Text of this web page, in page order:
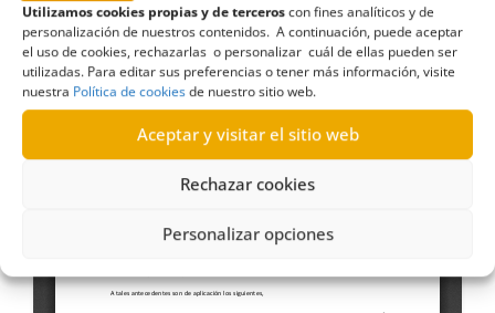
Utilizamos cookies propias y de terceroscon fines analíticos y de
personalización de nuestros contenidos. A continuación, puede aceptar
el uso de cookies, rechazarlas o personalizar cuál de ellas pueden ser
utilizadas. Para editar sus preferencias o tener más información, visite
nuestra Política de cookiesde nuestro sitio web.
Aceptar y visitar el sitio web
Rechazar cookies
Personalizar opciones